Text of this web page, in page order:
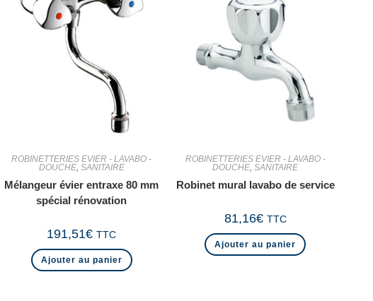
ROBINETTERIES EVIER - LAVABO -
DOUCHE, SANITAIRE
Mélangeur évier entraxe 80 mm
spécial rénovation
191,51€ TTC
Ajouter au panier
ROBINETTERIES EVIER - LAVABO -
DOUCHE,SANITAIRE
Robinet mural lavabo de service
81,16€ TTC
Ajouter au panier